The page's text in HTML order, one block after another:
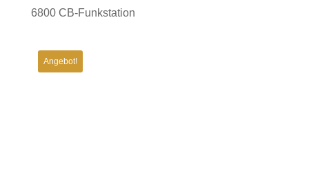
6800 CB-Funkstation
Angebot!